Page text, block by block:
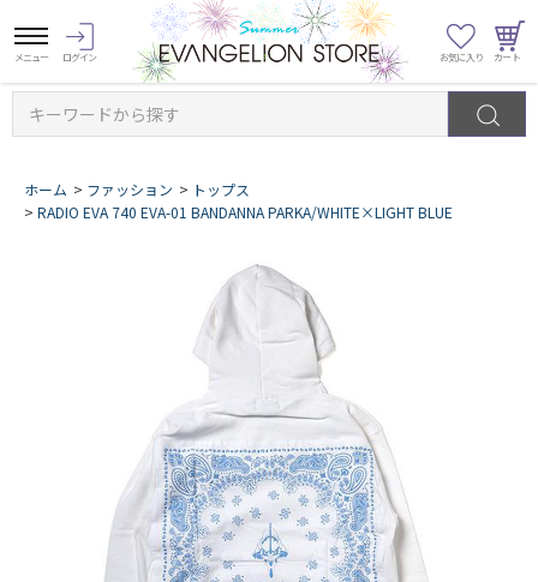
キーワードから探す
ホーム > ファッション > トップス
> RADIO EVA 740 EVA-01 BANDANNA PARKA/WHITE×LIGHT BLUE